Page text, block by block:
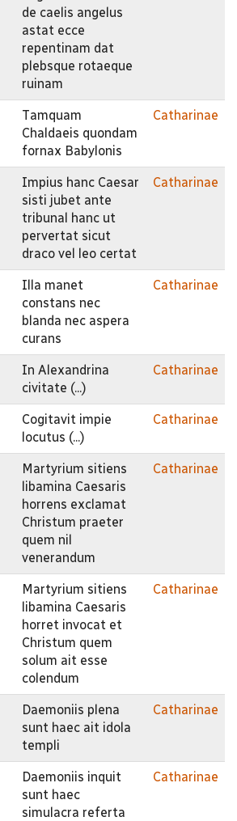
de caelis angelus
astat ecce
repentinam dat
plebsque rotaeque
ruinam
Tamquam
Chaldaeis quondam
fornax Babylonis
Catharinae
Impius hanc Caesar
sisti jubet ante
tribunal hanc ut
pervertat sicut
draco vel leo certat
Catharinae
Illa manet
constans nec
blanda nec aspera
curans
Catharinae
In Alexandrina
civitate (...)
Catharinae
Cogitavit impie
locutus (...)
Catharinae
Martyrium sitiens
libamina Caesaris
horrens exclamat
Christum praeter
quem nil
venerandum
Catharinae
Martyrium sitiens
libamina Caesaris
horret invocat et
Christum quem
solum ait esse
colendum
Catharinae
Daemoniis plena
sunt haec ait idola
templi
Catharinae
Daemoniis inquit
sunt haec
simulacra referta
Catharinae